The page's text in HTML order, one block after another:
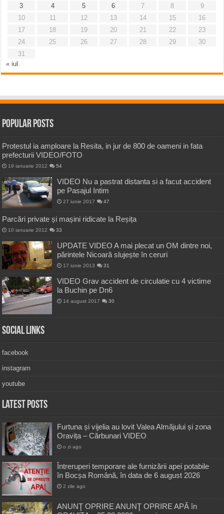
3
4 5 6 7 8
9
10
11 12 13 14 15
16
17
18 19 20 21 22
23
24
25 26 27 28 29
30
31
« iul.
Popular Posts
Protestul ia amploare la Resita, in jur de 800 de oameni in fata
prefecturii VIDEO/FOTO
19 ianuarie 2012 54
VIDEO Nu a pastrat distanta si a facut accident
pe Pasajul Intim
27 iunie 2017 47
Parcări private și mașini ridicate la Reșița
10 ianuarie 2012 33
UPDATE VIDEO A mai plecat un OM dintre noi,
părintele Nicoară slujește în ceruri
17 iunie 2013 31
VIDEO Grav accident de circulatie cu 4 victime
la Buchin pe Dn6
14 august 2017 30
Social Links
facebook
instagram
youtube
Latest Posts
Furtuna și vijelia au lovit Valea Almăjului și zona
Oravița – Cărbunari VIDEO
o zi ago
Întreruperi temporare ale furnizării apei potabile
în Bocșa Română, în data de 6 august 2026
2 zile ago
ANUNŢ OPRIRE ANUNŢ OPRIRE APĂ în